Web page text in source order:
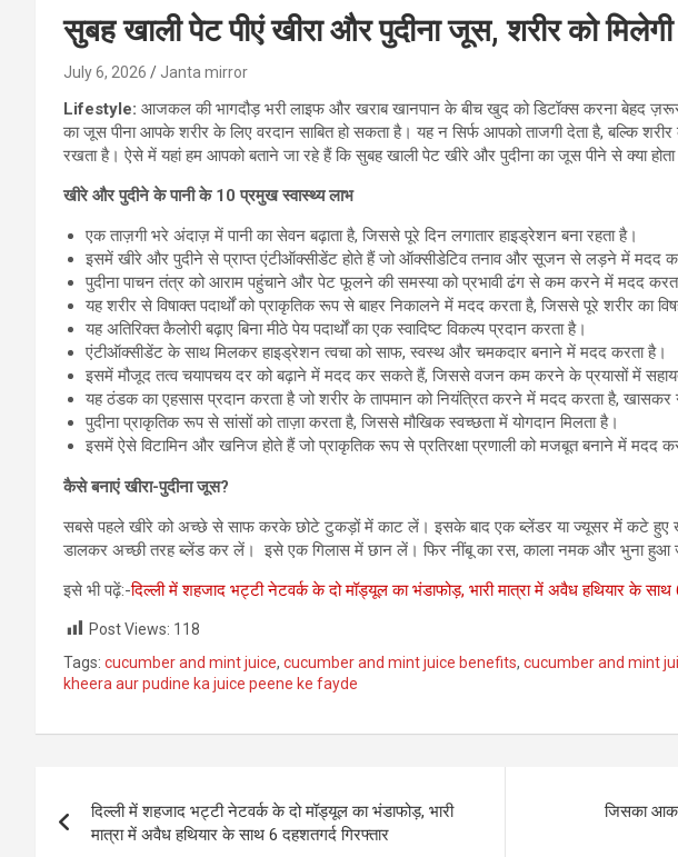
सुबह खाली पेट पीएं खीरा और पुदीना जूस, शरीर को
July 6, 2026 Janta mirror
Lifestyle: आजकल की भागदौड़ भरी लाइफ और खराब खानपान के बीच खुद को डिटॉक्स करना बेहद
का जूस पीना आपके शरीर के लिए वरदान साबित हो सकता है। यह न सिर्फ आपको ताजगी देता है, बल्कि
रखता है। ऐसे में यहां हम आपको बताने जा रहे हैं कि सुबह खाली पेट खीरे और पुदीना का जूस पीने से क्या होता
खीरे और पुदीने के पानी के 10 प्रमुख स्वास्थ्य लाभ
एक ताज़गी भरे अंदाज़ में पानी का सेवन बढ़ाता है, जिससे पूरे दिन लगातार हाइड्रेशन बना रहता है।
इसमें खीरे और पुदीने से प्राप्त एंटीऑक्सीडेंट होते हैं जो ऑक्सीडेटिव तनाव और सूजन से लड़ने में मदद
पुदीना पाचन तंत्र को आराम पहुंचाने और पेट फूलने की समस्या को प्रभावी ढंग से कम करने में मदद
यह शरीर से विषाक्त पदार्थों को प्राकृतिक रूप से बाहर निकालने में मदद करता है, जिससे पूरे शरीर का
यह अतिरिक्त कैलोरी बढ़ाए बिना मीठे पेय पदार्थों का एक स्वादिष्ट विकल्प प्रदान करता है।
एंटीऑक्सीडेंट के साथ मिलकर हाइड्रेशन त्वचा को साफ, स्वस्थ और चमकदार बनाने में मदद करता है।
इसमें मौजूद तत्व चयापचय दर को बढ़ाने में मदद कर सकते हैं, जिससे वजन कम करने के प्रयासों में
यह ठंडक का एहसास प्रदान करता है जो शरीर के तापमान को नियंत्रित करने में मदद करता है, खासकर
पुदीना प्राकृतिक रूप से सांसों को ताज़ा करता है, जिससे मौखिक स्वच्छता में योगदान मिलता है।
इसमें ऐसे विटामिन और खनिज होते हैं जो प्राकृतिक रूप से प्रतिरक्षा प्रणाली को मजबूत बनाने में मदद
कैसे बनाएं खीरा-पुदीना जूस?
सबसे पहले खीरे को अच्छे से साफ करके छोटे टुकड़ों में काट लें। इसके बाद एक ब्लेंडर या ज्यूसर में कटे हुए
डालकर अच्छी तरह ब्लेंड कर लें। इसे एक गिलास में छान लें। फिर नींबू का रस, काला नमक और भुना हुआ
इसे भी पढ़ें:-दिल्ली में शहजाद भट्टी नेटवर्क के दो मॉड्यूल का भंडाफोड़, भारी मात्रा में अवैध हथियार के साथ
Post Views: 118
Tags: cucumber and mint juice, cucumber and mint juice benefits, cucumber and mint
kheera aur pudine ka juice peene ke fayde
navigation
दिल्ली में शहजाद भट्टी नेटवर्क के दो मॉड्यूल का भंडाफोड़, भारी
मात्रा में अवैध हथियार के साथ 6 दहशतगर्द गिरफ्तार
जिसका